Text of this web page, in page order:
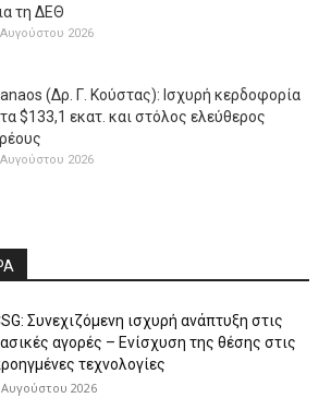
τη ΔΕΘ
2026
(Δρ. Γ. Κούστας): Ισχυρή κερδοφορία
$133,1 εκατ. και στόλος ελεύθερος
2026
Συνεχιζόμενη ισχυρή ανάπτυξη στις
αγορές – Ενίσχυση της θέσης στις
τεχνολογίες
2026